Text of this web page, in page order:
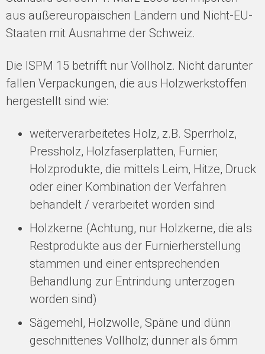
aus außereuropäischen Ländern und Nicht-EU-
Staaten mit Ausnahme der Schweiz.
Die ISPM 15 betrifft nur Vollholz. Nicht darunter
fallen Verpackungen, die aus Holzwerkstoffen
hergestellt sind wie:
weiterverarbeitetes Holz, z.B. Sperrholz,
Pressholz, Holzfaserplatten, Furnier;
Holzprodukte, die mittels Leim, Hitze, Druck
oder einer Kombination der Verfahren
behandelt / verarbeitet worden sind
Holzkerne (Achtung, nur Holzkerne, die als
Restprodukte aus der Furnierherstellung
stammen und einer entsprechenden
Behandlung zur Entrindung unterzogen
worden sind)
Sägemehl, Holzwolle, Späne und dünn
geschnittenes Vollholz; dünner als 6mm